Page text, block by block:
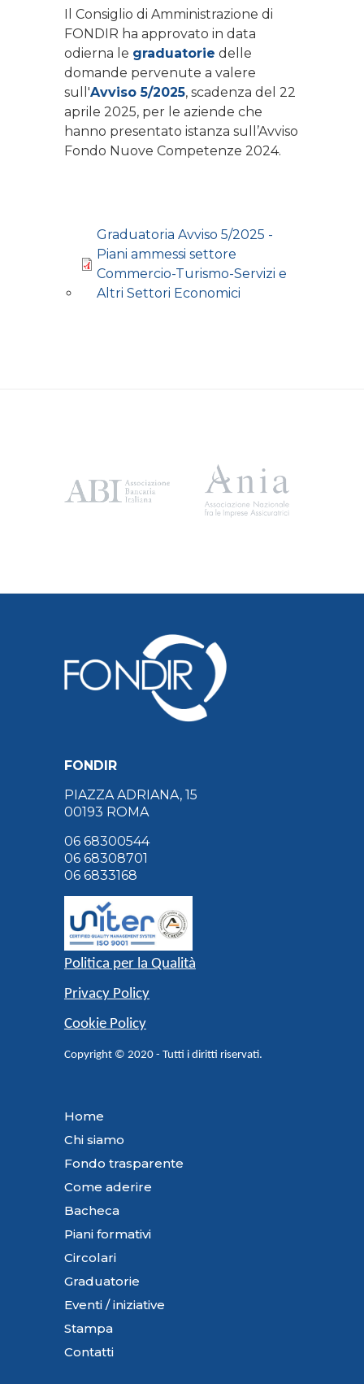
Il Consiglio di Amministrazione di
FONDIR ha approvato in data
odierna le graduatorie delle
domande pervenute a valere
sull'Avviso 5/2025, scadenza del 22
aprile 2025, per le aziende che
hanno presentato istanza sull’Avviso
Fondo Nuove Competenze 2024.
Graduatoria Avviso 5/2025 -
Piani ammessi settore
Commercio-Turismo-Servizi e
Altri Settori Economici
FONDIR
PIAZZA ADRIANA, 15
00193 ROMA
06 68300544
06 68308701
06 6833168
Politica per la Qualità
Privacy Policy
Cookie Policy
Copyright © 2020 - Tutti i diritti riservati.
Home
Chi siamo
Fondo trasparente
Come aderire
Bacheca
Piani formativi
Circolari
Graduatorie
Eventi / iniziative
Stampa
Contatti